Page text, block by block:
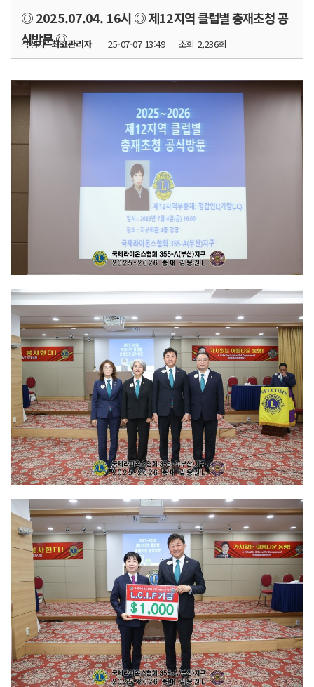
◎ 2025.07.04. 16시 ◎ 제12지역 클럽별 총재초청 공
식방문 ◎
작성자 최고관리자 25-07-07 13:49 조회 2,236회